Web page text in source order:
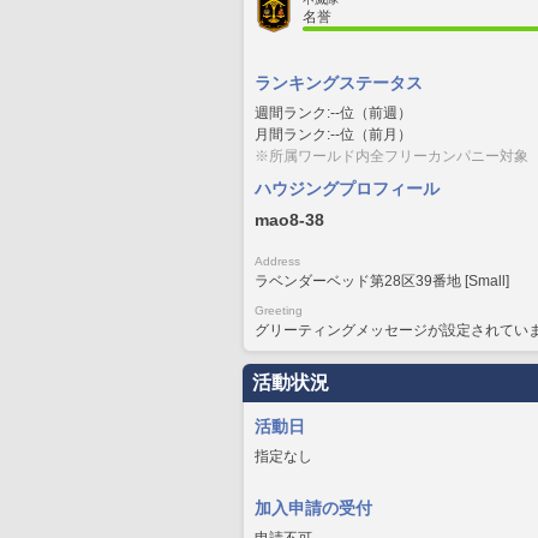
名誉
ランキングステータス
週間ランク:--位（前週）
月間ランク:--位（前月）
※所属ワールド内全フリーカンパニー対象
ハウジングプロフィール
mao8-38
Address
ラベンダーベッド第28区39番地 [Small]
Greeting
グリーティングメッセージが設定されてい
活動状況
活動日
指定なし
加入申請の受付